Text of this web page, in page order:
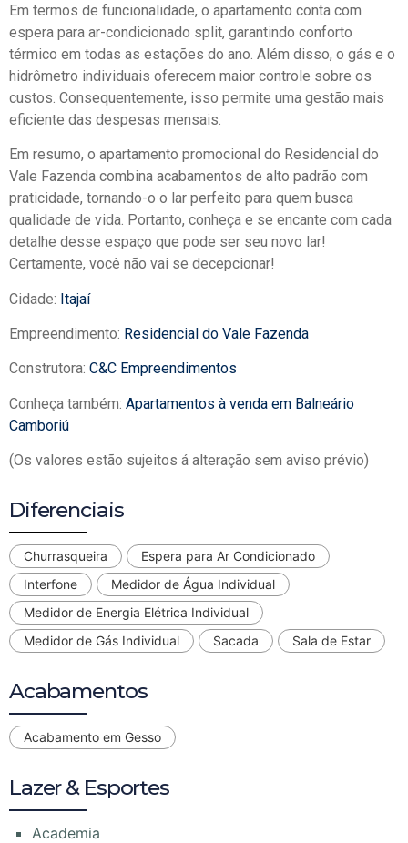
Em termos de funcionalidade, o apartamento conta com
espera para ar-condicionado split, garantindo conforto
térmico em todas as estações do ano. Além disso, o gás e o
hidrômetro individuais oferecem maior controle sobre os
custos. Consequentemente, isso permite uma gestão mais
eficiente das despesas mensais.
Em resumo, o apartamento promocional do Residencial do
Vale Fazenda combina acabamentos de alto padrão com
praticidade, tornando-o o lar perfeito para quem busca
qualidade de vida. Portanto, conheça e se encante com cada
detalhe desse espaço que pode ser seu novo lar!
Certamente, você não vai se decepcionar!
Cidade: Itajaí
Empreendimento: Residencial do Vale Fazenda
Construtora: C&C Empreendimentos
Conheça também: Apartamentos à venda em Balneário
Camboriú
(Os valores estão sujeitos á alteração sem aviso prévio)
Diferenciais
Churrasqueira
Espera para Ar Condicionado
Interfone
Medidor de Água Individual
Medidor de Energia Elétrica Individual
Medidor de Gás Individual
Sacada Sala de Estar
Acabamentos
Acabamento em Gesso
Lazer & Esportes
Academia